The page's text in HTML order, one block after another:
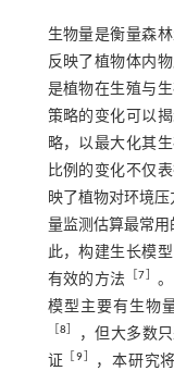
生物量是衡量森
反映了植物体内
是植物在生殖与
策略的变化可以
略，以最大化其
比例的变化不仅
映了植物对环境压
量监测估算最常
此，构建生长模
有效的方法 ［7
模型主要有生物
［8
，但大多数
证
［9
，本研究